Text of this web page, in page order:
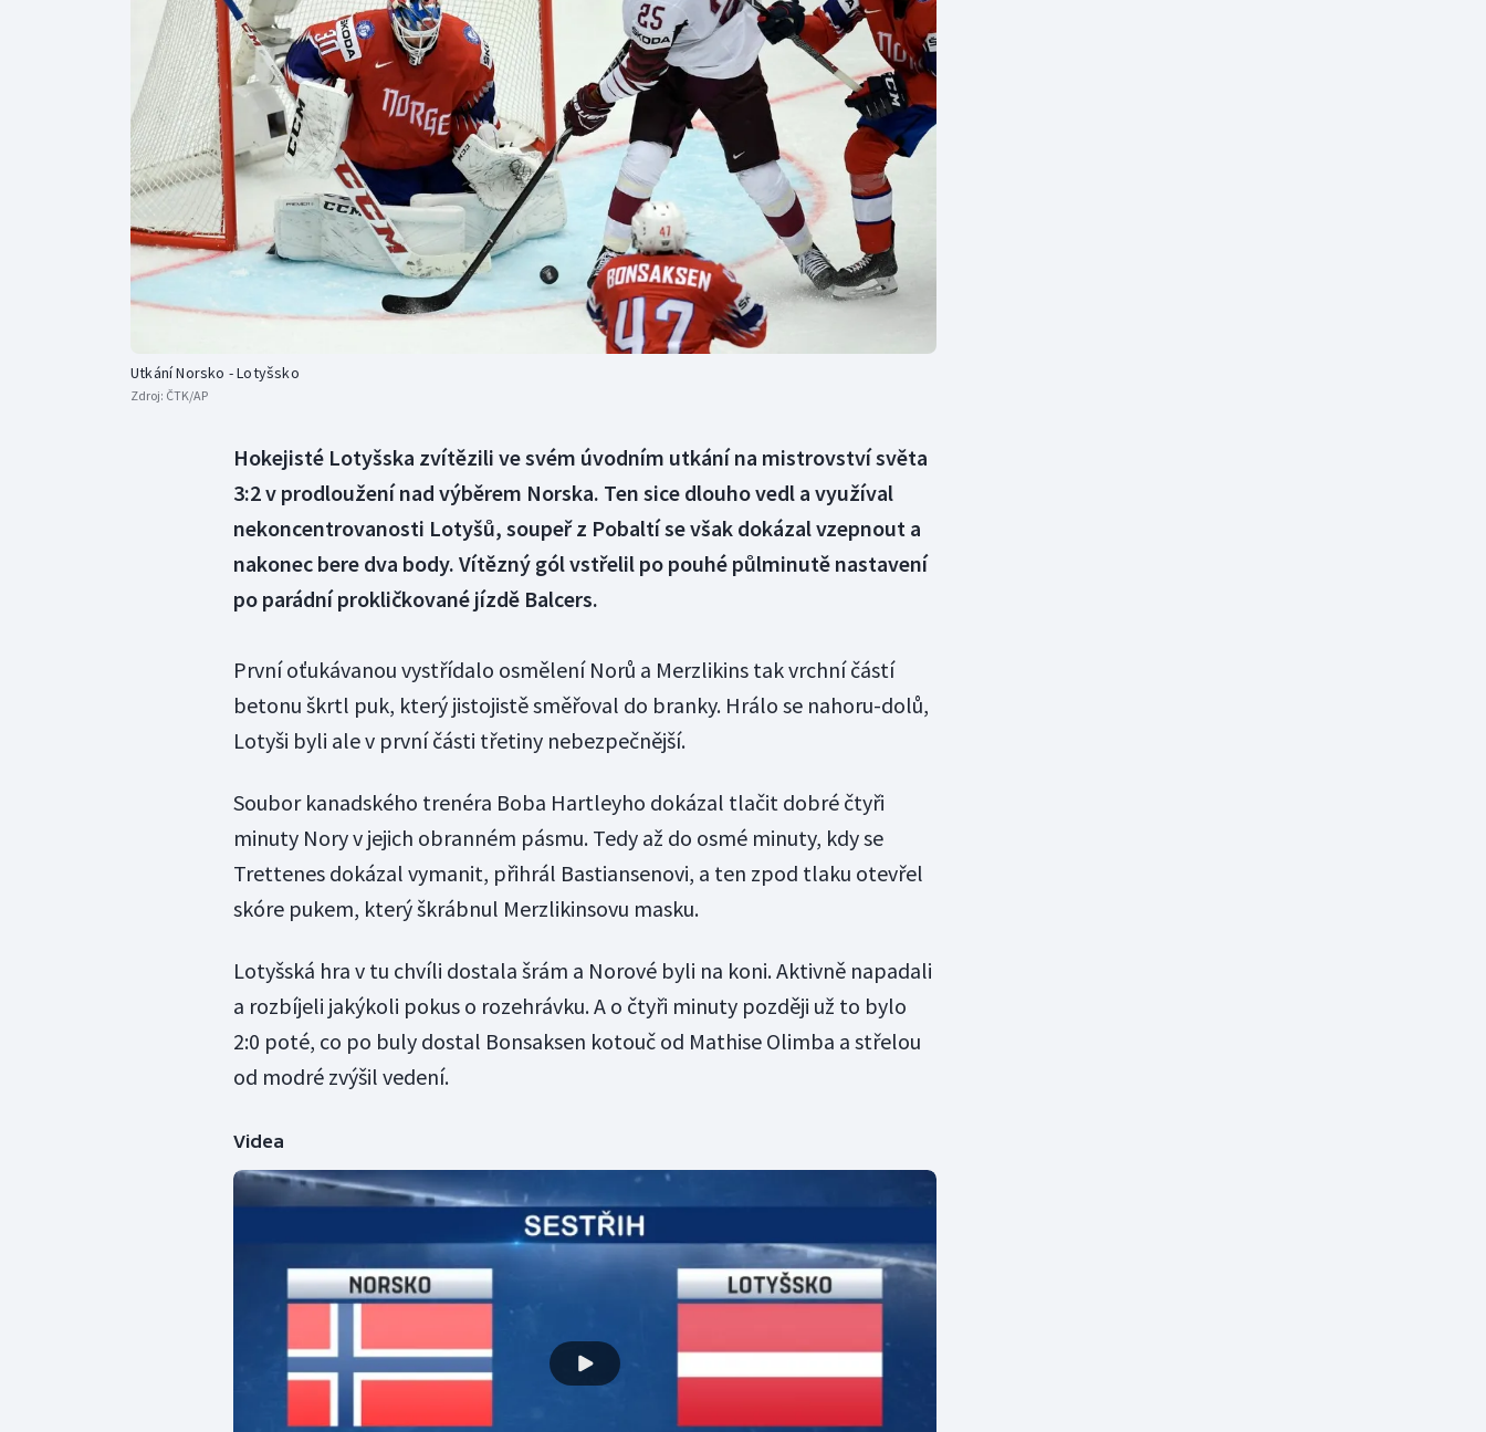
Curling
Dostihy
Florbal
Futsal
Golf
Gymnastika
Moderní pětiboj
Motorsport
Olympijské hry
Parasport
Plavání
Plážový volejbal
Triatlon
Veslování
Vodní slalom
Volejbal
Ostatní
Utkání Norsko - Lotyšsko
Zdroj: ČTK/AP
Hokejisté Lotyšska zvítězili ve svém úvodním utkání na mistrovství světa
3:2 v prodloužení nad výběrem Norska. Ten sice dlouho vedl a využíval
nekoncentrovanosti Lotyšů, soupeř z Pobaltí se však dokázal vzepnout a
nakonec bere dva body. Vítězný gól vstřelil po pouhé půlminutě nastavení
po parádní prokličkované jízdě Balcers.
První oťukávanou vystřídalo osmělení Norů a Merzlikins tak vrchní částí
betonu škrtl puk, který jistojistě směřoval do branky. Hrálo se nahoru-dolů,
Lotyši byli ale v první části třetiny nebezpečnější.
Soubor kanadského trenéra Boba Hartleyho dokázal tlačit dobré čtyři
minuty Nory v jejich obranném pásmu. Tedy až do osmé minuty, kdy se
Trettenes dokázal vymanit, přihrál Bastiansenovi, a ten zpod tlaku otevřel
skóre pukem, který škrábnul Merzlikinsovu masku.
Lotyšská hra v tu chvíli dostala šrám a Norové byli na koni. Aktivně napadali
a rozbíjeli jakýkoli pokus o rozehrávku. A o čtyři minuty později už to bylo
2:0 poté, co po buly dostal Bonsaksen kotouč od Mathise Olimba a střelou
od modré zvýšil vedení.
Videa